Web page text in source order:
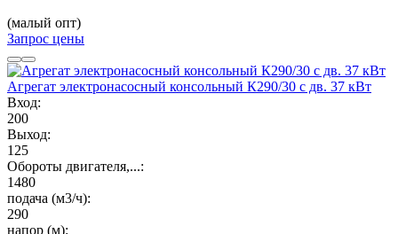
(малый опт)
Запрос цены
Агрегат электронасосный консольный К290/30 с дв. 37 кВт
Вход:
200
Выход:
125
Обороты двигателя,...:
1480
подача (м3/ч):
290
напор (м):